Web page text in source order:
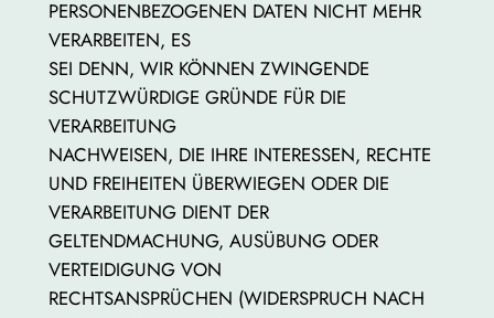
PERSONENBEZOGENEN DATEN NICHT MEHR
VERARBEITEN, ES
SEI DENN, WIR KÖNNEN ZWINGENDE
SCHUTZWÜRDIGE GRÜNDE FÜR DIE
VERARBEITUNG
NACHWEISEN, DIE IHRE INTERESSEN, RECHTE
UND FREIHEITEN ÜBERWIEGEN ODER DIE
VERARBEITUNG DIENT DER
GELTENDMACHUNG, AUSÜBUNG ODER
VERTEIDIGUNG VON
RECHTSANSPRÜCHEN (WIDERSPRUCH NACH